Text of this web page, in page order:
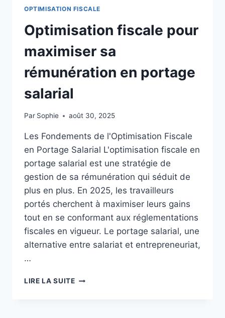
OPTIMISATION FISCALE
Optimisation fiscale pour
maximiser sa
rémunération en portage
salarial
Par Sophie août 30, 2025
Les Fondements de l'Optimisation Fiscale
en Portage Salarial L'optimisation fiscale en
portage salarial est une stratégie de
gestion de sa rémunération qui séduit de
plus en plus. En 2025, les travailleurs
portés cherchent à maximiser leurs gains
tout en se conformant aux réglementations
fiscales en vigueur. Le portage salarial, une
alternative entre salariat et entrepreneuriat,
…
LIRE LA SUITEOPTIMISATION